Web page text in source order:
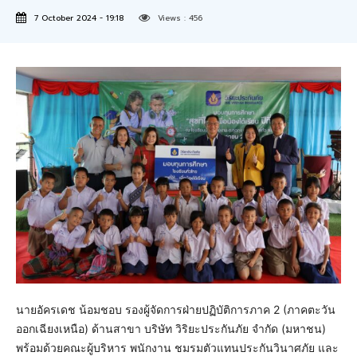
7 October 2024 - 19:18 Views : 456
นายอัครเดช น้อมชอบ รองผู้จัดการฝ่ายปฏิบัติการภาค 2 (ภาคตะวัน
ออกเฉียงเหนือ) ด้านสาขา บริษัท วิริยะประกันภัย จำกัด (มหาชน)
พร้อมด้วยคณะผู้บริหาร พนักงาน ชมรมตัวแทนประกันวินาศภัย และ